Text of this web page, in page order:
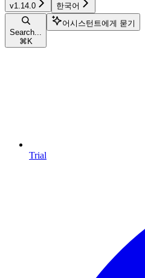
v1.14.0 한국어
Search...
⌘ K
어시스턴트에게 묻기
Trial